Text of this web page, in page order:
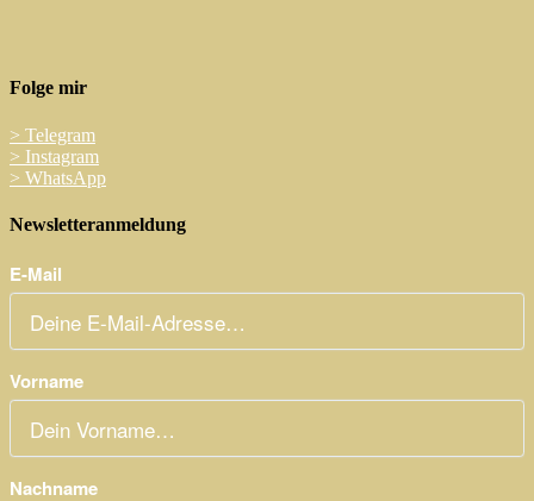
Folge mir
> Telegram
> Instagram
> WhatsApp
Newsletteranmeldung